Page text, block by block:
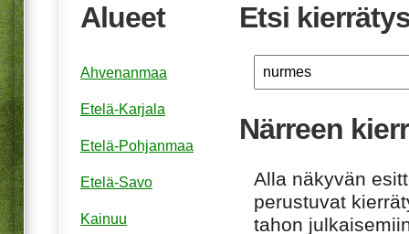
Etsi
Närreen
Alla näkyvän
perustuvat
tahon
Alueet
Ahvenanmaa
Etelä-Karjala
Etelä-Pohjanmaa
Etelä-Savo
Kainuu